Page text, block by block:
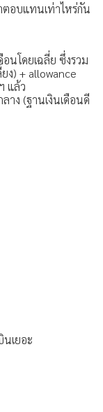
ตอบแทนเท่าไหร่กัน
นโดยเฉลี่ย ซึ่งรวม
ง) + allowance
แล้ว
ง (ฐานเงินเดือนดี
เยอะ